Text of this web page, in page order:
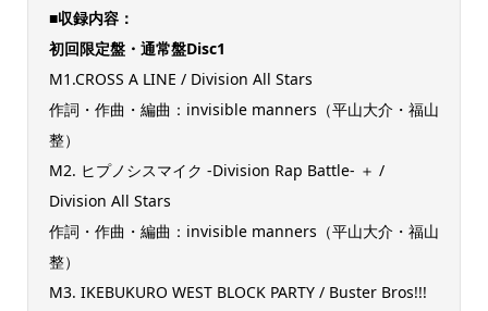
■収録内容：
初回限定盤・通常盤Disc1
M1.CROSS A LINE / Division All Stars
作詞・作曲・編曲：invisible manners（平山大介・福山
整）
M2. ヒプノシスマイク -Division Rap Battle- ＋ /
Division All Stars
作詞・作曲・編曲：invisible manners（平山大介・福山
整）
M3. IKEBUKURO WEST BLOCK PARTY / Buster Bros!!!